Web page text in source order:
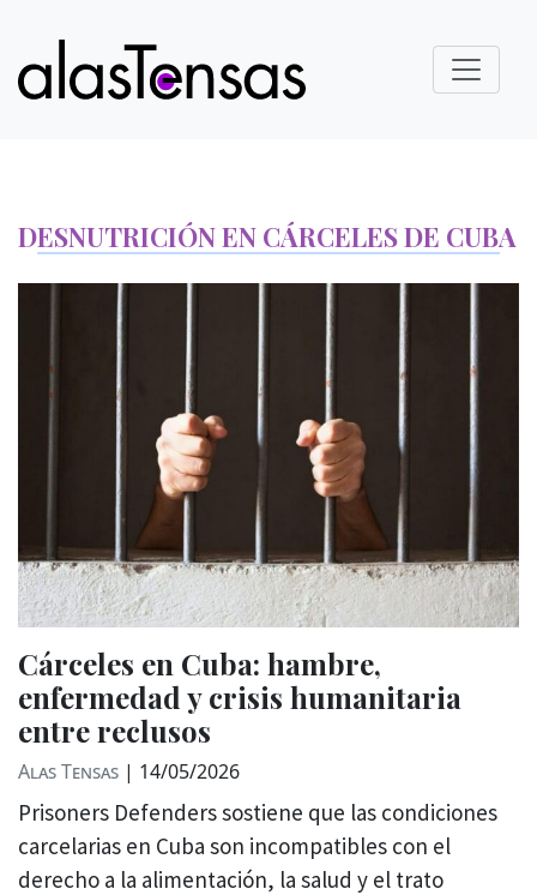
DESNUTRICIÓN EN CÁRCELES DE CUBA
Cárceles en Cuba: hambre,
enfermedad y crisis humanitaria
entre reclusos
Alas Tensas | 14/05/2026
Prisoners Defenders sostiene que las condiciones
carcelarias en Cuba son incompatibles con el
derecho a la alimentación, la salud y el trato